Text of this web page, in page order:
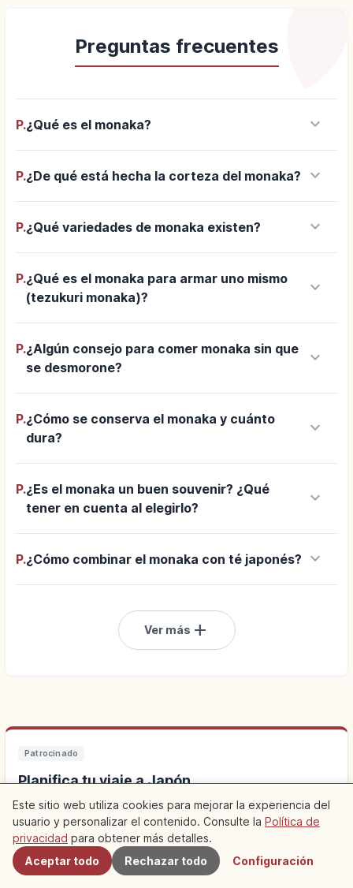
Preguntas frecuentes
P.¿Qué es el monaka? keyboard_arrow_down
P.¿De qué está hecha la corteza del monaka? keyboard_arrow_down
P.¿Qué variedades de monaka existen? keyboard_arrow_down
P.¿Qué es el monaka para armar uno mismo
(tezukuri monaka)?
keyboard_arrow_down
P.¿Algún consejo para comer monaka sin que
se desmorone?
keyboard_arrow_down
P.¿Cómo se conserva el monaka y cuánto
dura?
keyboard_arrow_down
P.¿Es el monaka un buen souvenir? ¿Qué
tener en cuenta al elegirlo?
keyboard_arrow_down
P.¿Cómo combinar el monaka con té japonés? keyboard_arrow_down
Ver más add
Patrocinado
Planifica tu viaje a Japón
Alojarte cerca facilita las visitas. Descubre también
experiencias locales.
Buscar alojamiento cerca de Japón
Cercanos
Este sitio web utiliza cookies para mejorar la experiencia del
usuario y personalizar el contenido. Consulte la Política de
privacidad para obtener más detalles.
Aceptar todo
Rechazar todo Configuración